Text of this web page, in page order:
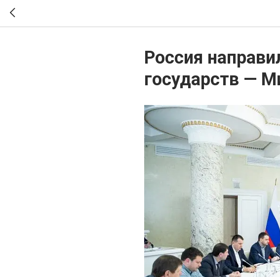
Россия
государств —